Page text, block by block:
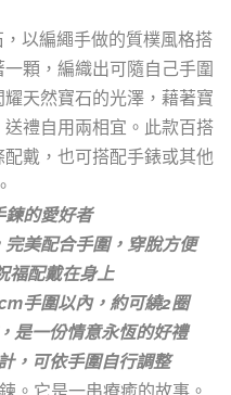
以編繩手做的質樸風格搭
顆，編織出可隨自己手圍
天然寶石的光澤，藉著寶
禮自用兩相宜。此款百搭
戴，也可搭配手錶或其他
鍊的愛好者
美配合手圍，穿脫方便
福配戴在身上
手圍以內，約可繞2圈
是一份情意永恆的好禮
，可依手圍自行調整